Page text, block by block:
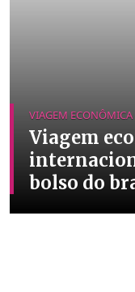
VIAGEM ECONÔMICA
Viagem
bolso do